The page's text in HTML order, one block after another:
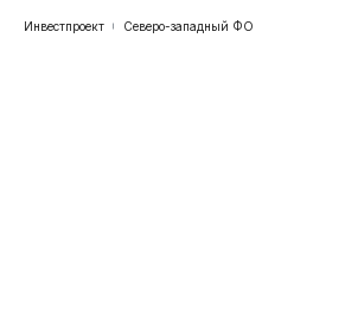
Инвестпроект Северо-западный ФО